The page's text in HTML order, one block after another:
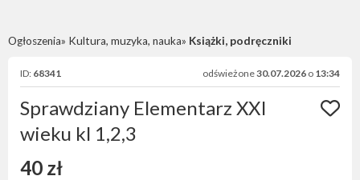
Ogłoszenia Kultura, muzyka, nauka Książki, podręczniki
ID: 68341 odświeżone30.07.2026 o 13:34
Sprawdziany Elementarz XXI
wieku kl 1,2,3
40 zł